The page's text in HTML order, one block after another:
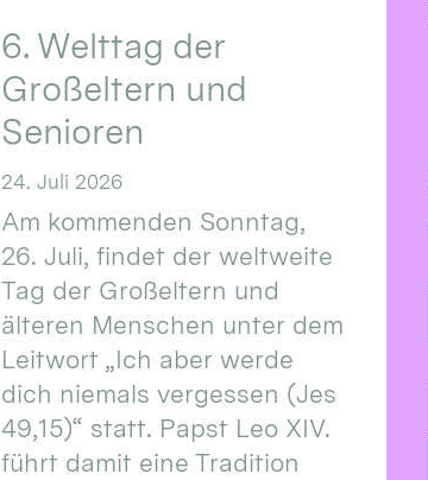
6. Welttag der
Großeltern und
Senioren
24. Juli 2026
Am kommenden Sonntag,
26. Juli, findet der weltweite
Tag der Großeltern und
älteren Menschen unter dem
Leitwort „Ich aber werde
dich niemals vergessen (Jes
49,15)“ statt. Papst Leo XIV.
führt damit eine Tradition